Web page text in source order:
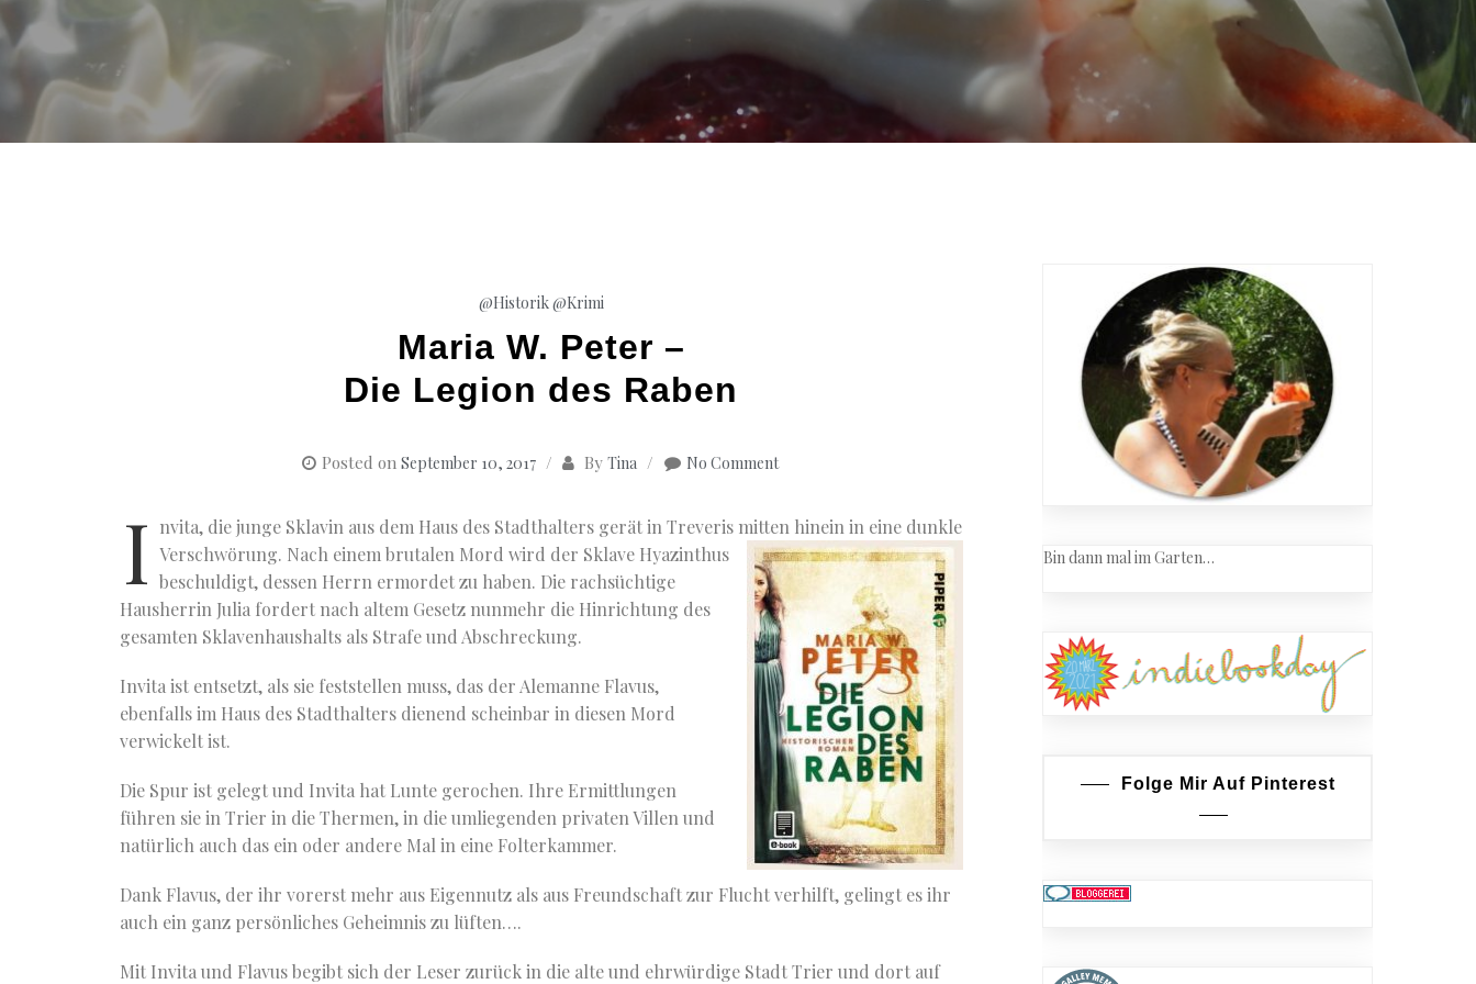
@Historik@Krimi
Maria W. Peter –
Die Legion des Raben
Posted onSeptember 10, 2017 ByTina No Comment
I nvita, die junge Sklavin aus dem Haus des Stadthalters gerät in Treveris mitten hinein in eine dunkle
Verschwörung. Nach einem brutalen Mord wird der Sklave Hyazinthus
beschuldigt, dessen Herrn ermordet zu haben. Die rachsüchtige
Hausherrin Julia fordert nach altem Gesetz nunmehr die Hinrichtung des
gesamten Sklavenhaushalts als Strafe und Abschreckung.
Invita ist entsetzt, als sie feststellen muss, das der Alemanne Flavus,
ebenfalls im Haus des Stadthalters dienend scheinbar in diesen Mord
verwickelt ist.
Die Spur ist gelegt und Invita hat Lunte gerochen. Ihre Ermittlungen
führen sie in Trier in die Thermen, in die umliegenden privaten Villen und
natürlich auch das ein oder andere Mal in eine Folterkammer.
Dank Flavus, der ihr vorerst mehr aus Eigennutz als aus Freundschaft zur Flucht verhilft, gelingt es ihr
auch ein ganz persönliches Geheimnis zu lüften….
Mit Invita und Flavus begibt sich der Leser zurück in die alte und ehrwürdige Stadt Trier und dort auf
Bin dann mal im Garten…
Folge Mir Auf Pinterest